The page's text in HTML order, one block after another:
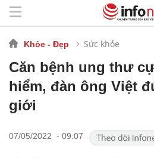
Khỏe - Đẹp Sức khỏe
Căn bệnh ung thư
hiểm, đàn ông Việt
giới
07/05/2022 - 09:07